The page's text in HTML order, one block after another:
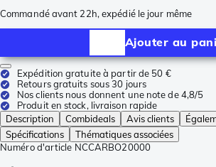
Commandé avant 22h, expédié le jour même
Ajouter au
Expédition gratuite à partir de 50 €
Retours gratuits sous 30 jours
Nos clients nous donnent une note de 4,8/5
Produit en stock, livraison rapide
Description
Combideals Avis clients
Spécifications
Thématiques associées
Numéro d'article NCCARBO20000